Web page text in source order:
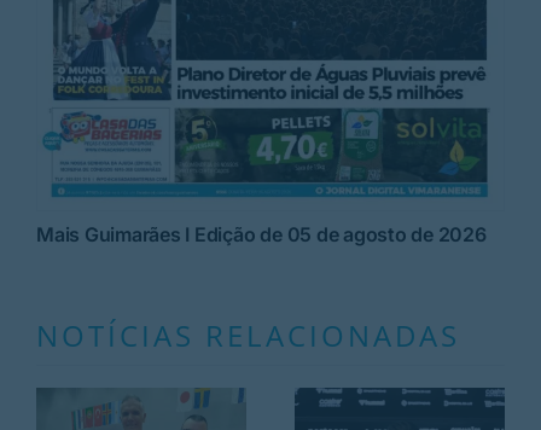
Mais Guimarães I Edição de 05 de agosto de 2026
NOTÍCIAS RELACIONADAS